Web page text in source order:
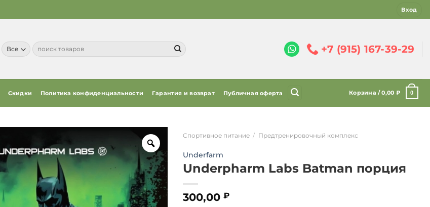
Вход
Искать: +7 (915) 167-39-29
Скидки Политика конфиденциальности Гарантия и возврат Публичная оферта Корзина /0,00 ₽ 0
Спортивное питание / Предтренировочный комплекс
Underfarm
Underpharm Labs Batman порция
300,00 ₽